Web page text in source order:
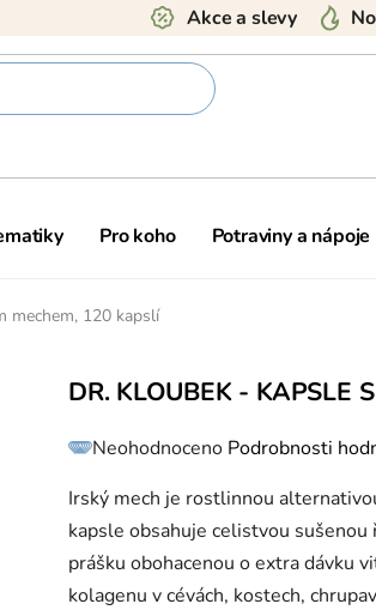
Akce a slevy
Pro koho Potraviny a nápoje
mechem, 120 kapslí
DR. KLOUBEK - KAPSLE
Průměrné
hodnocení
0,0
z
5
hvězdiček.
Neohodnoceno Podrobnosti
Irský mech je rostlinnou
kapsle obsahuje celistvou
prášku obohacenou o extra dávku
kolagenu v cévách, kostech,